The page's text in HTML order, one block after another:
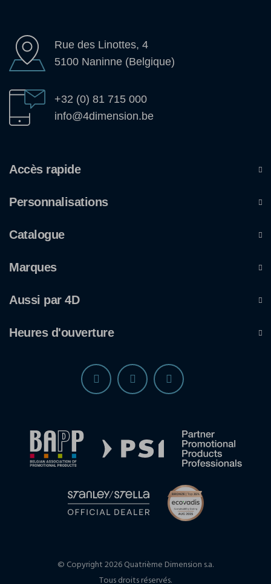
Rue des Linottes, 4
5100 Naninne (Belgique)
+32 (0) 81 715 000
info@4dimension.be
Accès rapide
Personnalisations
Catalogue
Marques
Aussi par 4D
Heures d'ouverture
© Copyright 2026 Quatrième Dimension s.a.
Tous droits réservés.